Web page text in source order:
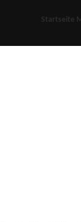
Startseite